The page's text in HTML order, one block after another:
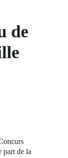
de
part de la